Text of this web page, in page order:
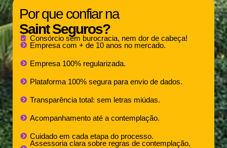
Por que confiar na
Saint Seguros?
Consórcio sem burocracia, nem dor de cabeça!
Empresa com + de 10 anos no mercado.
Empresa 100% regularizada.
Plataforma 100% segura para envio de dados.
Transparência total: sem letras miúdas.
Acompanhamento até a contemplação.
Cuidado em cada etapa do processo.
Assessoria clara sobre regras de contemplação,